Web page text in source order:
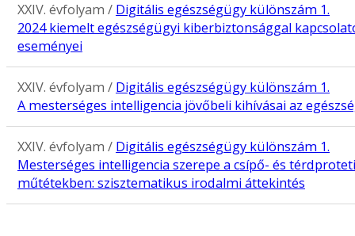
XXIV. évfolyam / Digitális egészségügy különszám 1.
2024 kiemelt egészségügyi kiberbiztonsággal
eseményei
XXIV. évfolyam / Digitális egészségügy különszám 1.
A mesterséges intelligencia jövőbeli kihívásai az
XXIV. évfolyam / Digitális egészségügy különszám 1.
Mesterséges intelligencia szerepe a csípő- és
műtétekben: szisztematikus irodalmi áttekintés